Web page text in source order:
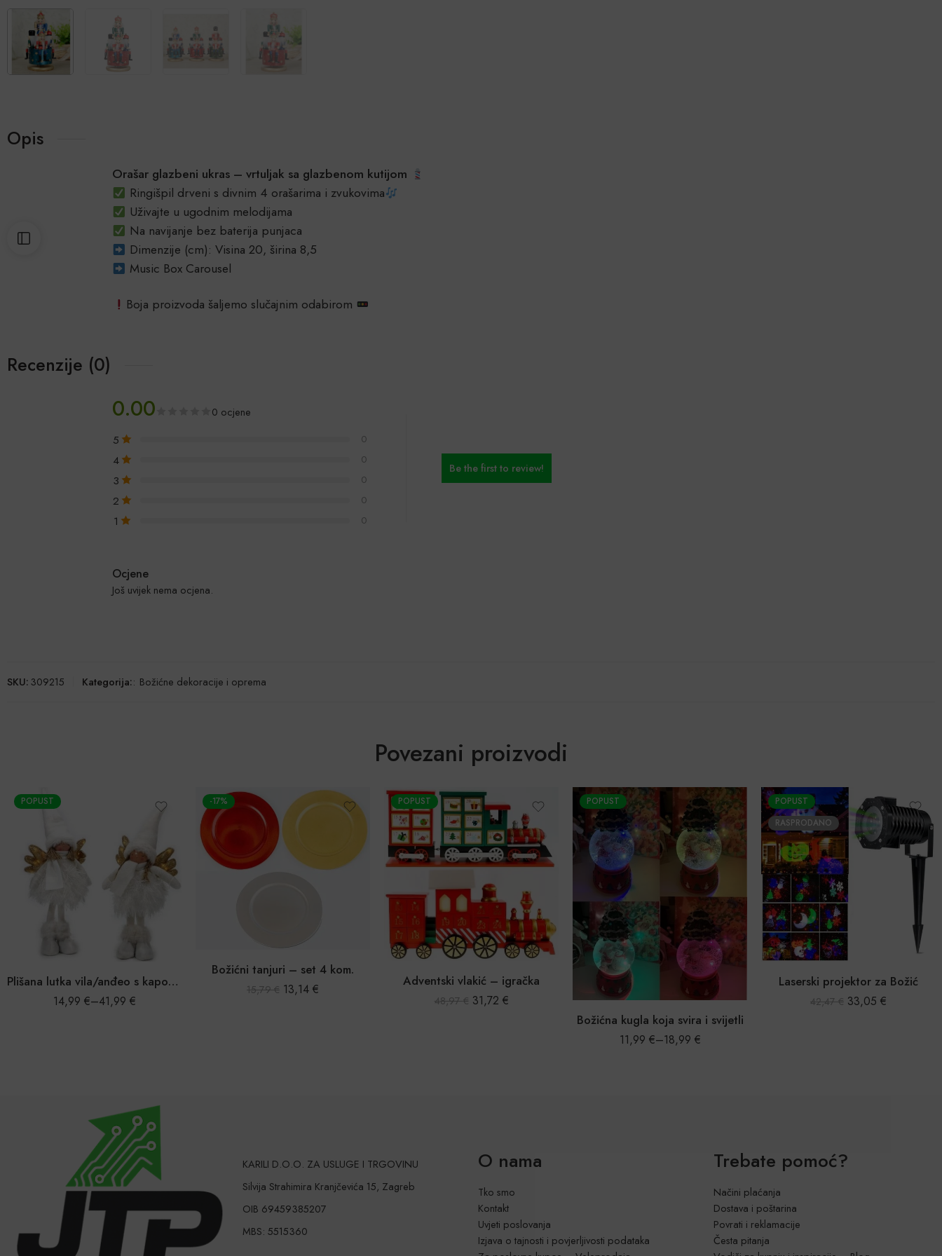
Opis
Orašar glazbeni ukras – vrtuljak sa glazbenom kutijom
Ringišpil drveni s divnim 4 orašarima i zvukovima
Uživajte u ugodnim melodijama
Na navijanje bez baterija punjaca
Dimenzije (cm): Visina 20, širina 8,5
Music Box Carousel
Boja proizvoda šaljemo slučajnim odabirom
Recenzije (0)
0.00 0 ocjene
5 0
4 0
3 0
2 0
1 0
Be the first to review!
Ocjene
Još uvijek nema ocjena.
SKU:309215 Kategorija:: Božićne dekoracije i oprema
Povezani proizvodi
Plišana lutka vila/anđeo s kapom i haljinom
Božićni tanjuri – set 4 kom.
15,79 € 13,14€
POPUST
Adventski vlakić – igračka
POPUST
Božićna kugla koja svira i svijetli
POPUST
RASPRODANO
Laserski projektor za Božić
42,47€ 33,05€
-24%
22,43
KARILI D.O.O. ZA USLUGE I TRGOVINU
Silvija Strahimira Kranjčevića 15, Zagreb
OIB 69459385207
MBS: 5515360
O nama
Tko smo
Kontakt
Uvjeti poslovanja
Izjava o tajnosti i povjerljivosti podataka
Trebate pomoć?
Načini plaćanja
Dostava i poštarina
Povrati i reklamacije
Česta pitanja